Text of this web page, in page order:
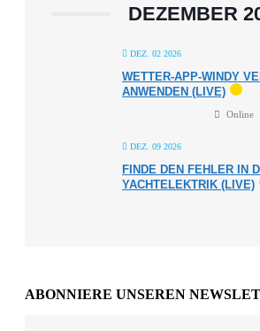
DEZEMBER
DEZ. 02 2026
WETTER-APP-WINDY
ANWENDEN (LIVE)
Online
DEZ. 09 2026
FINDE DEN FEHLER IN
YACHTELEKTRIK (LIVE)
ABONNIERE UNSEREN